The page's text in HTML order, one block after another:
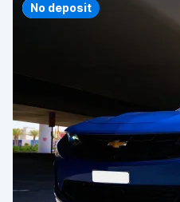
Priority
No deposit